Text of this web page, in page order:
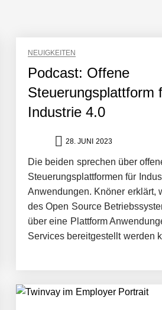
NEUIGKEITEN
Podcast: Offene
Steuerungsplattform
Industrie 4.0
28. JUNI 2023
Die beiden sprechen über
Steuerungsplattformen für
Anwendungen. Knöner erklärt,
des Open Source
über eine Plattform
Services bereitgestellt werden